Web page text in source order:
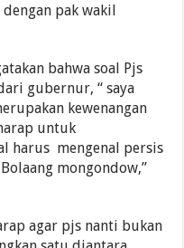
dengan pak wakil
bahwa soal Pjs
gubernur, “ saya
kewenangan
untuk
harus mengenal persis
mongondow,”
agar pjs nanti bukan